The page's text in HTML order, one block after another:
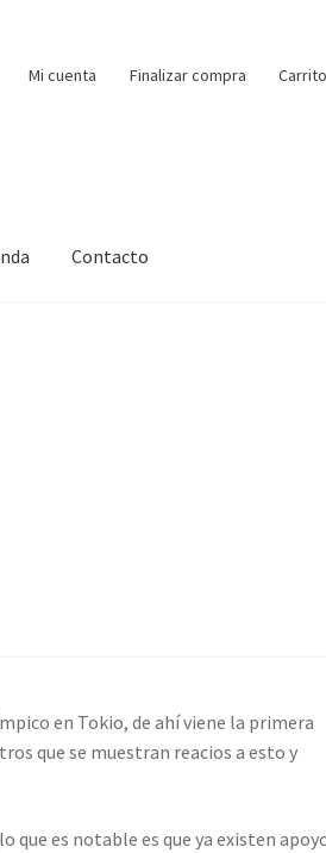
Mi cuenta Finalizar compra Carrito
Contacto
en Tokio, de ahí viene la primera
que se muestran reacios a esto y
que es notable es que ya existen